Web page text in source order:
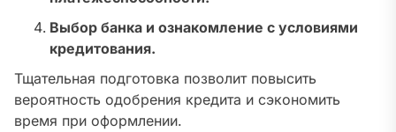
Выбор банка и ознакомление с условиями
кредитования.
Тщательная подготовка позволит повысить
вероятность одобрения кредита и сэкономить
время при оформлении.